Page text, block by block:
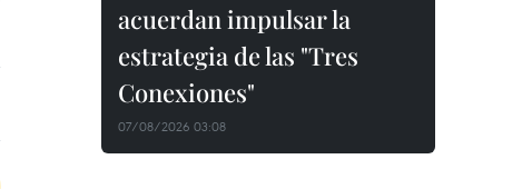
acuerdan impulsar la
estrategia de las "Tres
Conexiones"
07/08/2026 03:08